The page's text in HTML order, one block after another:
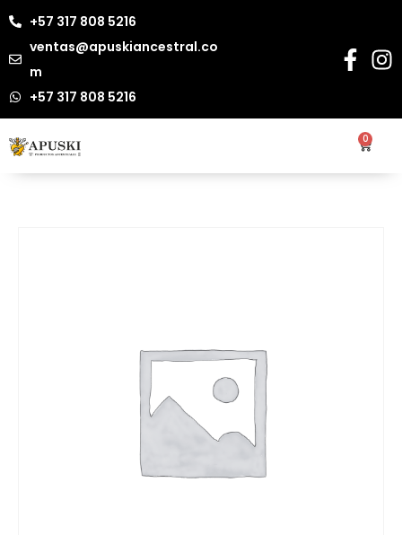
+57 317 808 5216
ventas@apuskiancestral.co
m
+57 317 808 5216
0